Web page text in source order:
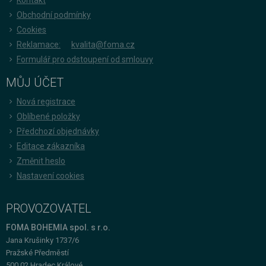
Obchodní podmínky
Cookies
Reklamace:
kvalita@foma.cz
Formulář pro odstoupení od smlouvy
MŮJ ÚČET
Nová registrace
Oblíbené položky
Předchozí objednávky
Editace zákazníka
Změnit heslo
Nastavení cookies
PROVOZOVATEL
FOMA BOHEMIA spol. s r.o.
Jana Krušinky 1737/6
Pražské Předměstí